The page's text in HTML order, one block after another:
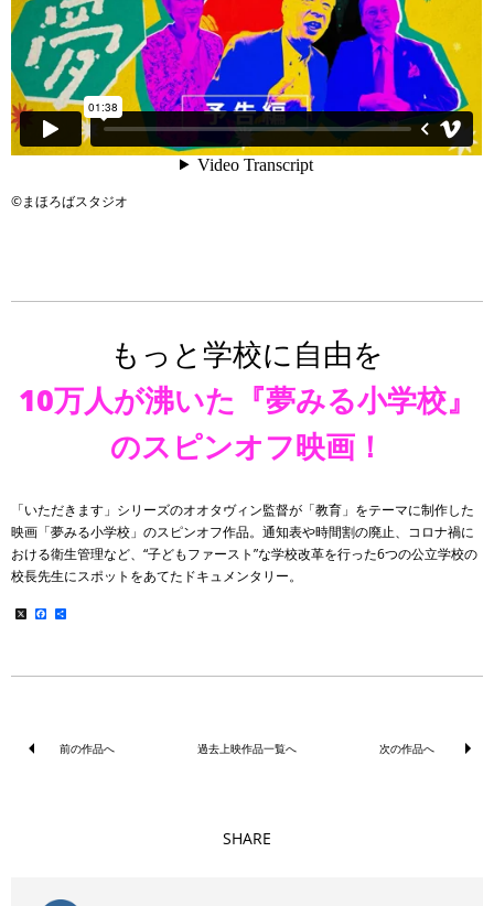
©︎まほろばスタジオ
もっと学校に自由を
10万人が沸いた『夢みる小学校』
のスピンオフ映画！
「いただきます」シリーズのオオタヴィン監督が「教育」をテーマに制作した
映画「夢みる小学校」のスピンオフ作品。通知表や時間割の廃止、コロナ禍に
おける衛生管理など、“子どもファースト”な学校改革を行った6つの公立学校の
校長先生にスポットをあてたドキュメンタリー。
X Facebook
前の作品へ 過去上映作品一覧へ 次の作品へ
SHARE